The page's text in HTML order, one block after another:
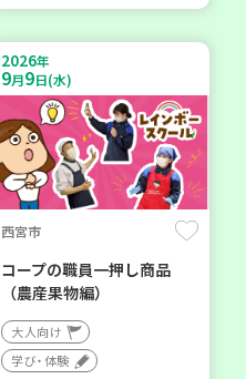
2026年
9月9日(水)
西宮市
コープの職員一押し商品
（農産果物編）
大人向け
学び・体験